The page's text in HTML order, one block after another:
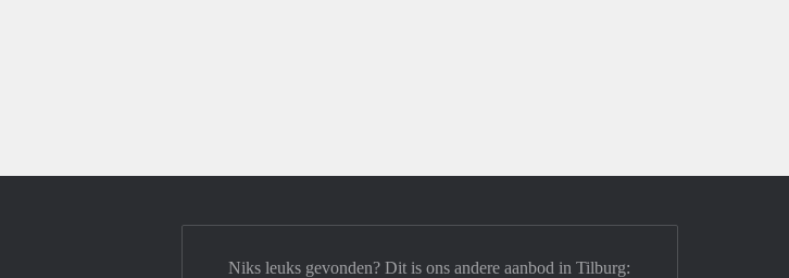
Niks leuks gevonden? Dit is ons andere aanbod in Tilburg: